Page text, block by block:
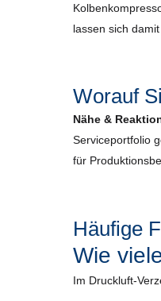
lassen sich
Worauf
Nähe &
Serviceportfolio
für
Häufige
Wie
Im Druckluft-